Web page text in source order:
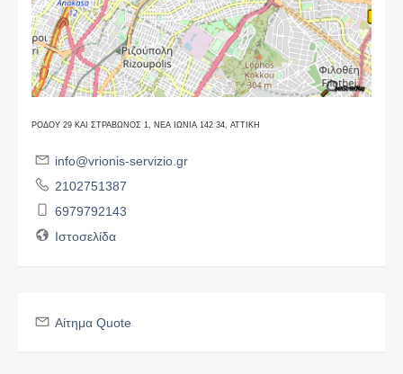
ΡΟΔΟΥ 29 ΚΑΙ ΣΤΡΑΒΩΝΟΣ 1, ΝΕΑ ΙΩΝΙΑ 142 34, ΑΤΤΙΚΗ
info@vrionis-servizio.gr
2102751387
6979792143
Ιστοσελίδα
Αίτημα Quote